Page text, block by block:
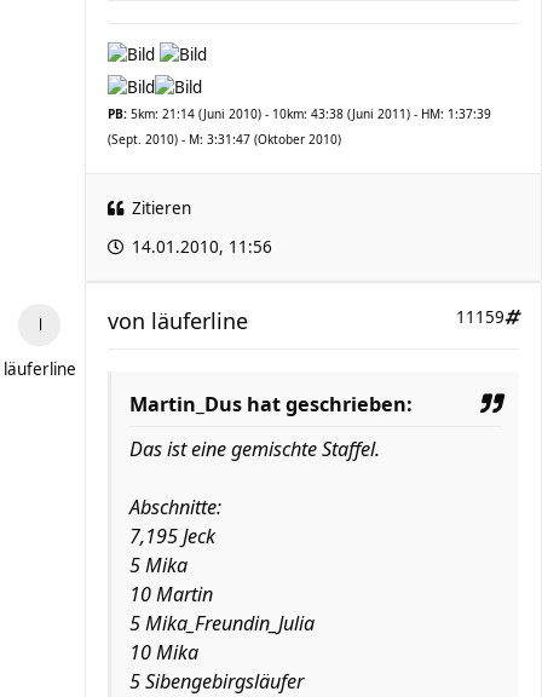
PB: 5km: 21:14 (Juni 2010) - 10km: 43:38 (Juni 2011) - HM: 1:37:39
(Sept. 2010) - M: 3:31:47 (Oktober 2010)
Zitieren
14.01.2010, 11:56
läuferline
11159
von läuferline
Martin_Dus hat geschrieben:
Das ist eine gemischte Staffel.
Abschnitte:
7,195 Jeck
5 Mika
10 Martin
5 Mika_Freundin_Julia
10 Mika
5 Sibengebirgsläufer